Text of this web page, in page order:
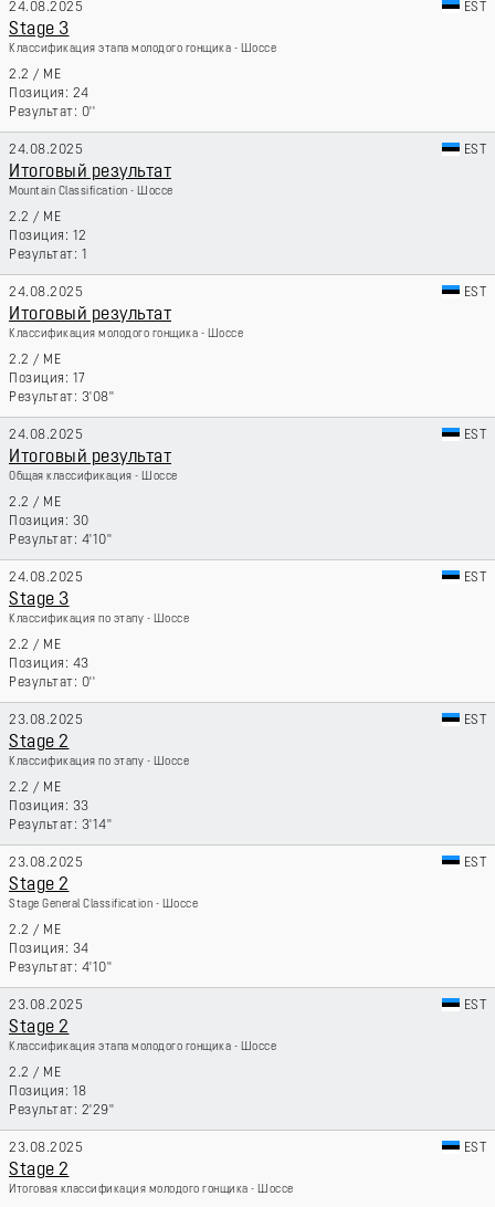
24.08.2025 EST
Stage 3
Классификация этапа молодого гонщика - Шоссе
2.2 / ME
24
0''
24.08.2025 EST
Итоговый результат
Mountain Classification - Шоссе
2.2 / ME
12
1
24.08.2025 EST
Итоговый результат
Классификация молодого гонщика - Шоссе
2.2 / ME
17
3'08''
24.08.2025 EST
Итоговый результат
Общая классификация - Шоссе
2.2 / ME
30
4'10''
24.08.2025 EST
Stage 3
Классификация по этапу - Шоссе
2.2 / ME
43
0''
23.08.2025 EST
Stage 2
Классификация по этапу - Шоссе
2.2 / ME
33
3'14''
23.08.2025 EST
Stage 2
Stage General Classification - Шоссе
2.2 / ME
34
4'10''
23.08.2025 EST
Stage 2
Классификация этапа молодого гонщика - Шоссе
2.2 / ME
18
2'29''
23.08.2025 EST
Stage 2
Итоговая классификация молодого гонщика - Шоссе